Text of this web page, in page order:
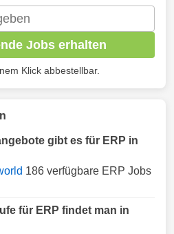
Jobs erhalten
Klick abbestellbar.
gibt es für ERP in
186 verfügbare ERP Jobs
für ERP findet man in